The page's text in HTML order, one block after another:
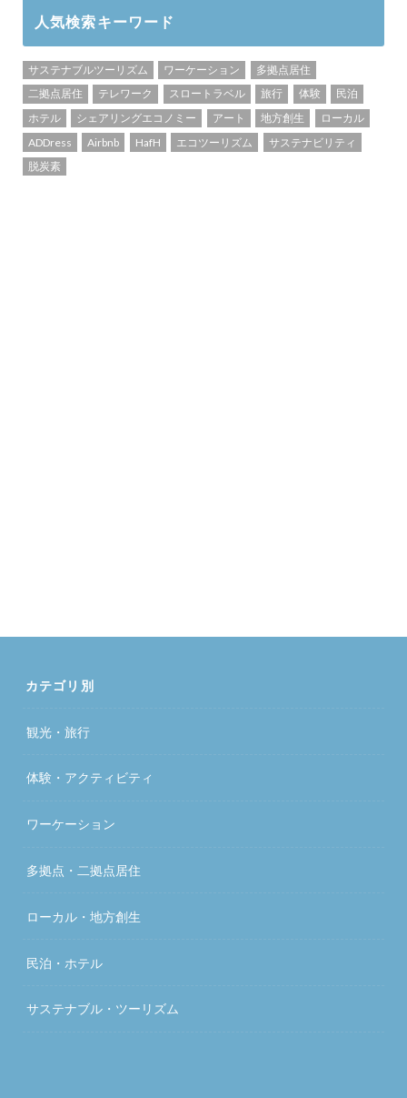
人気検索キーワード
サステナブルツーリズム ワーケーション
多拠点居住
二拠点居住
テレワーク スロートラベル 旅行 体験
民泊
ホテル
シェアリングエコノミー アート 地方創生
ローカル
ADDress
Airbnb HafH エコツーリズム
サステナビリティ
脱炭素
カテゴリ別
観光・旅行
体験・アクティビティ
ワーケーション
多拠点・二拠点居住
ローカル・地方創生
民泊・ホテル
サステナブル・ツーリズム